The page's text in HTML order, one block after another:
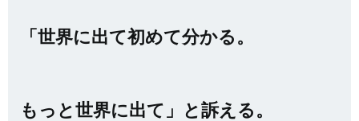
「世界に出て初めて分かる。
もっと世界に出て」と訴える。